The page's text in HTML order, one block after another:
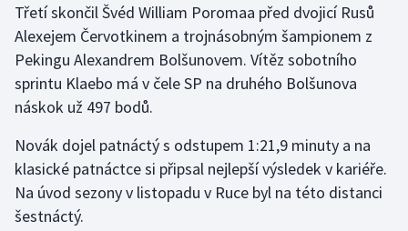
Veslování
Vodní slalom
Volejbal
Ostatní
Třetí skončil Švéd William Poromaa před dvojicí Rusů
Alexejem Červotkinem a trojnásobným šampionem z
Pekingu Alexandrem Bolšunovem. Vítěz sobotního
sprintu Klaebo má v čele SP na druhého Bolšunova
náskok už 497 bodů.
Novák dojel patnáctý s odstupem 1:21,9 minuty a na
klasické patnáctce si připsal nejlepší výsledek v kariéře.
Na úvod sezony v listopadu v Ruce byl na této distanci
šestnáctý.